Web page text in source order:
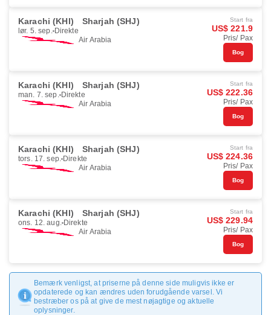
Karachi (KHI) Sharjah (SHJ)
lør. 5. sep. Direkte
Air Arabia
Start fra
US$ 221.9
Pris/ Pax
Bog
Karachi (KHI) Sharjah (SHJ)
man. 7. sep. Direkte
Air Arabia
Start fra
US$ 222.36
Pris/ Pax
Bog
Karachi (KHI) Sharjah (SHJ)
tors. 17. sep. Direkte
Air Arabia
Start fra
US$ 224.36
Pris/ Pax
Bog
Karachi (KHI) Sharjah (SHJ)
ons. 12. aug. Direkte
Air Arabia
Start fra
US$ 229.94
Pris/ Pax
Bog
Bemærk venligst, at priserne på denne side muligvis ikke er
opdaterede og kan ændres uden forudgående varsel. Vi
bestræber os på at give de mest nøjagtige og aktuelle
oplysninger.